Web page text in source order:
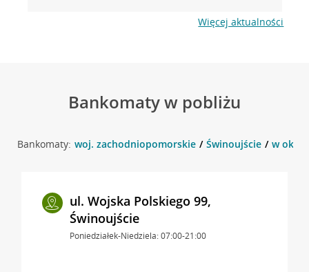
Więcej aktualności
Bankomaty w pobliżu
Bankomaty: woj. zachodniopomorskie Świnoujście w
ul. Wojska Polskiego 99,
Świnoujście
Poniedziałek-Niedziela: 07:00-21:00